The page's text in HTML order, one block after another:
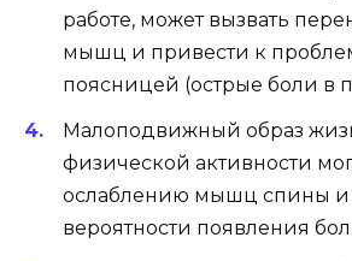
работе, может вызвать
мышц и привести к
поясницей (острые боли в
Малоподвижный образ
физической активности
ослаблению мышц спины
вероятности появления